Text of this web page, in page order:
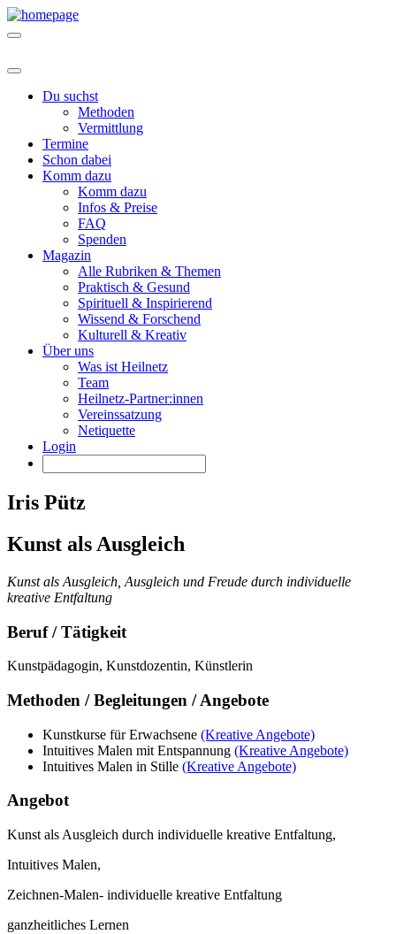
Du suchst
Methoden
Vermittlung
Termine
Schon dabei
Komm dazu
Komm dazu
Infos & Preise
FAQ
Spenden
Magazin
Alle Rubriken & Themen
Praktisch & Gesund
Spirituell & Inspirierend
Wissend & Forschend
Kulturell & Kreativ
Über uns
Was ist Heilnetz
Team
Heilnetz-Partner:innen
Vereinssatzung
Netiquette
Login
Iris Pütz
Kunst als Ausgleich
Kunst als Ausgleich, Ausgleich und Freude durch individuelle
kreative Entfaltung
Beruf / Tätigkeit
Kunstpädagogin, Kunstdozentin, Künstlerin
Methoden / Begleitungen / Angebote
Kunstkurse für Erwachsene (Kreative Angebote)
Intuitives Malen mit Entspannung (Kreative Angebote)
Intuitives Malen in Stille (Kreative Angebote)
Angebot
Kunst als Ausgleich durch individuelle kreative Entfaltung,
Intuitives Malen,
Zeichnen-Malen- individuelle kreative Entfaltung
ganzheitliches Lernen